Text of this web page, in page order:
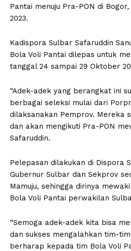
Pantai menuju Pra-PON di
2023.
Kadispora Sulbar Safaruddin
Bola Voli Pantai dilepas untuk
tanggal 24 sampai 29 Oktober
“Adek-adek yang berangkat ini
berbagai seleksi mulai dari
dilaksanakan Pemprov. Mereka
dan akan mengikuti Pra-PON
Safaruddin.
Pelepasan dilakukan di Dispora
Gubernur Sulbar dan Sekprov
Mamuju, sehingga dirinya
Bola Voli Pantai perwakilan
“Semoga adek-adek kita bisa
dan sukses mengalahkan tim-
berharap kepada tim Bola Voli